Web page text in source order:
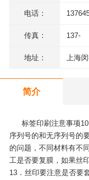
电话：
传真： 137-
地址： 上海
简介
标签印刷注意事项
序列号的和无序列号的
的问题，不同材料有不
工是否要复膜，如果丝
13．丝印要注意是否要